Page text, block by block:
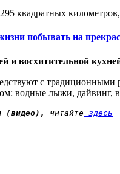
квадратных
побывать на
и восхитительной
с
водные лыжи,
(видео), читайте здесь